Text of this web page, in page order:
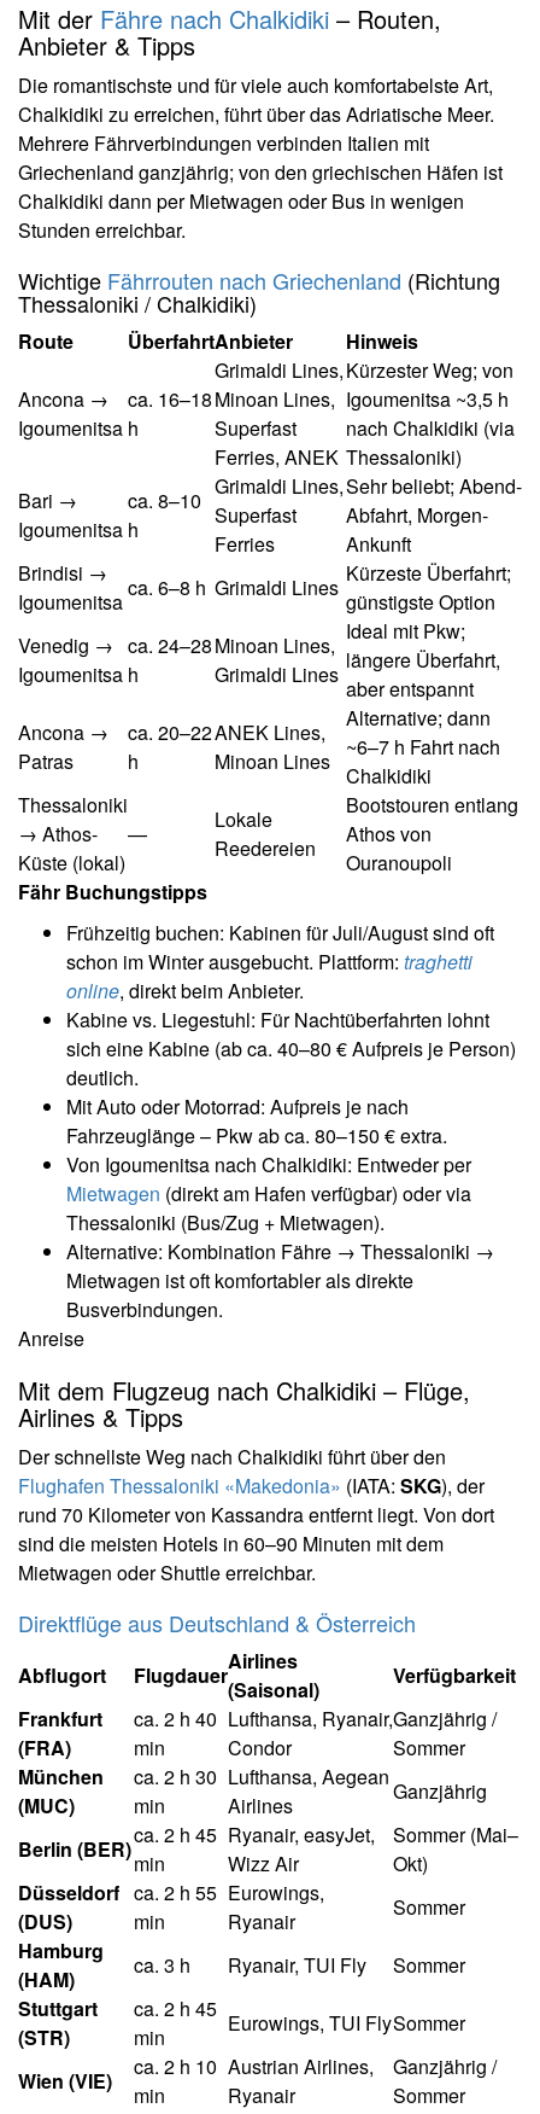
Mit der Fähre nach Chalkidiki – Routen,
Anbieter & Tipps
Die romantischste und für viele auch komfortabelste Art,
Chalkidiki zu erreichen, führt über das Adriatische Meer.
Mehrere Fährverbindungen verbinden Italien mit
Griechenland ganzjährig; von den griechischen Häfen ist
Chalkidiki dann per Mietwagen oder Bus in wenigen
Stunden erreichbar.
Wichtige Fährrouten nach Griechenland (Richtung
Thessaloniki / Chalkidiki)
Route ÜberfahrtAnbieter Hinweis
Ancona →
Igoumenitsa
ca. 16–18
h
Grimaldi Lines,
Minoan Lines,
Superfast
Ferries, ANEK
Kürzester Weg; von
Igoumenitsa ~3,5 h
nach Chalkidiki (via
Thessaloniki)
Bari →
Igoumenitsa
ca. 8–10
h
Grimaldi Lines,
Superfast
Ferries
Sehr beliebt; Abend-
Abfahrt, Morgen-
Ankunft
Brindisi →
Igoumenitsa
ca. 6–8 h Grimaldi Lines
Kürzeste Überfahrt;
günstigste Option
Venedig →
Igoumenitsa
ca. 24–28
h
Minoan Lines,
Grimaldi Lines
Ideal mit Pkw;
längere Überfahrt,
aber entspannt
Ancona →
Patras
ca. 20–22
h
ANEK Lines,
Minoan Lines
Alternative; dann
~6–7 h Fahrt nach
Chalkidiki
Thessaloniki
→ Athos-
Küste (lokal)
—
Lokale
Reedereien
Bootstouren entlang
Athos von
Ouranoupoli
Fähr Buchungstipps
Frühzeitig buchen: Kabinen für Juli/August sind oft
schon im Winter ausgebucht. Plattform: traghetti
online, direkt beim Anbieter.
Kabine vs. Liegestuhl: Für Nachtüberfahrten lohnt
sich eine Kabine (ab ca. 40–80 € Aufpreis je Person)
deutlich.
Mit Auto oder Motorrad: Aufpreis je nach
Fahrzeuglänge – Pkw ab ca. 80–150 € extra.
Von Igoumenitsa nach Chalkidiki: Entweder per
Mietwagen (direkt am Hafen verfügbar) oder via
Thessaloniki (Bus/Zug + Mietwagen).
Alternative: Kombination Fähre → Thessaloniki →
Mietwagen ist oft komfortabler als direkte
Busverbindungen.
Anreise
Mit dem Flugzeug nach Chalkidiki – Flüge,
Airlines & Tipps
Der schnellste Weg nach Chalkidiki führt über den
Flughafen Thessaloniki «Makedonia» (IATA: SKG), der
rund 70 Kilometer von Kassandra entfernt liegt. Von dort
sind die meisten Hotels in 60–90 Minuten mit dem
Mietwagen oder Shuttle erreichbar.
Direktflüge aus Deutschland & Österreich
Abflugort Flugdauer
Airlines
(Saisonal)
Verfügbarkeit
Frankfurt
(FRA)
ca. 2 h 40
min
Lufthansa, Ryanair,
Condor
Ganzjährig /
Sommer
München
(MUC)
ca. 2 h 30
min
Lufthansa, Aegean
Airlines
Ganzjährig
Berlin (BER)
ca. 2 h 45
min
Ryanair, easyJet,
Wizz Air
Sommer (Mai–
Okt)
Düsseldorf
(DUS)
ca. 2 h 55
min
Eurowings,
Ryanair
Sommer
Hamburg
(HAM)
ca. 3 h Ryanair, TUI Fly
Sommer
Stuttgart
(STR)
ca. 2 h 45
min
Eurowings, TUI FlySommer
Wien (VIE)
ca. 2 h 10
min
Austrian Airlines,
Ryanair
Ganzjährig /
Sommer